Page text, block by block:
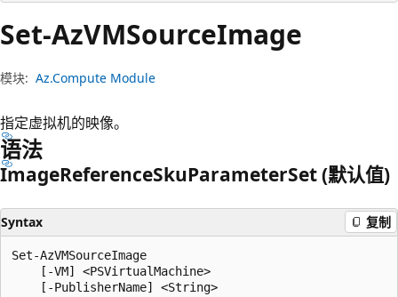
Set-AzVMSourceImage
模块: Az.Compute Module
指定虚拟机的映像。
语法
ImageReferenceSkuParameterSet (默认值)
Syntax 复制
Set-AzVMSourceImage
    [-VM] <PSVirtualMachine>
    [-PublisherName] <String>